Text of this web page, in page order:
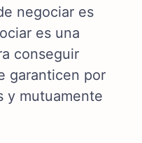
negociar es
es una
conseguir
garanticen por
y mutuamente